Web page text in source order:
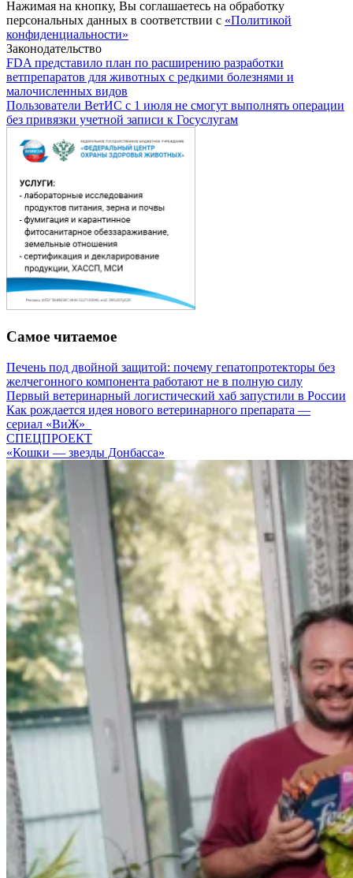
Нажимая на кнопку, Вы соглашаетесь на обработку
персональных данных в соответствии с «Политикой
конфиденциальности»
Законодательство
FDA представило план по расширению разработки
ветпрепаратов для животных с редкими болезнями и
малочисленных видов
Пользователи ВетИС с 1 июля не смогут выполнять операции
без привязки учетной записи к Госуслугам
Самое читаемое
Печень под двойной защитой: почему гепатопротекторы без
желчегонного компонента работают не в полную силу
Первый ветеринарный логистический хаб запустили в России
Как рождается идея нового ветеринарного препарата —
сериал «ВиЖ»
СПЕЦПРОЕКТ
«Кошки — звезды Донбасса»